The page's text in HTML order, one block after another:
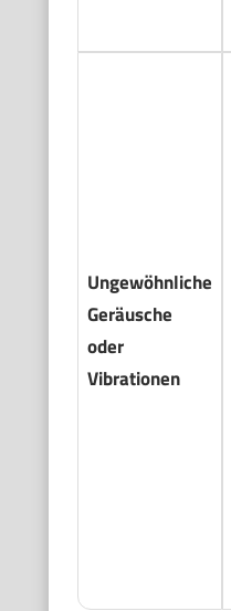
Ungewöhnliche
Geräusche
oder
Vibrationen